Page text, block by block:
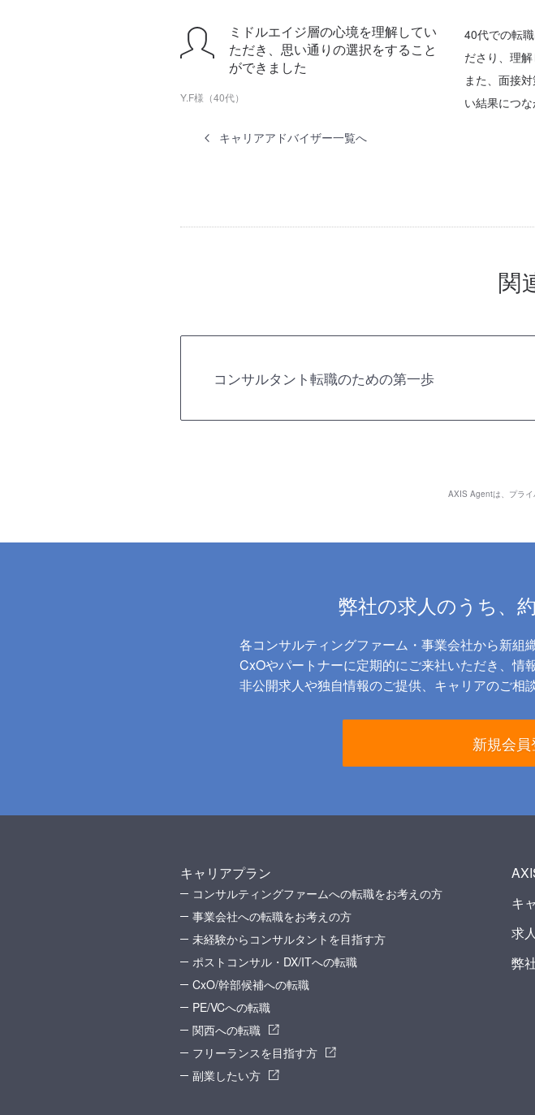
ミドルエイジ層の心境を理解してい
ただき、思い通りの選択をすること
ができました
Y.F様（40代）
40代での転
ださり、理
また、面接
い結果につな
キャリアアドバイザー一覧へ
関
コンサルタント転職のための第一歩
AXIS Agentは、 プラ
弊社の求人のうち、
各コンサルティングファーム・事業会社から新組
CxOやパートナーに定期的にご来社いただき、情
非公開求人や独自情報のご提供、キャリアのご相
新規会員
キャリアプラン
コンサルティングファームへの転職をお考えの方
事業会社への転職をお考えの方
未経験からコンサルタントを目指す方
ポストコンサル・DX/ITへの転職
CxO/幹部候補への転職
PE/VCへの転職
関西への転職
フリーランスを目指す方
副業したい方
キ
求
弊